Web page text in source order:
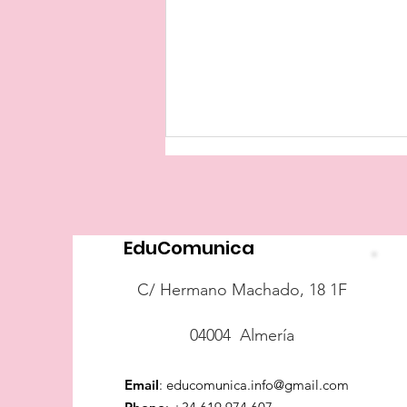
Nuestros pulmones
EduComunica
C/ Hermano Machado, 18 1F
04004 Almería
Email: educomunica.info@gmail.com